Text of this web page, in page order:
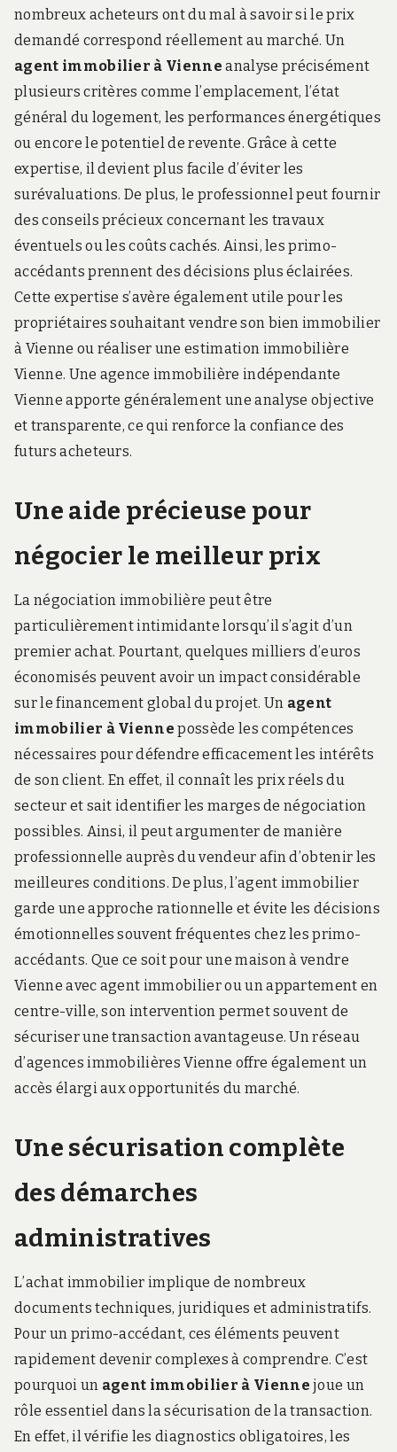
nombreux acheteurs ont du mal à savoir si le prix
demandé correspond réellement au marché. Un
agent immobilier à Vienne analyse précisément
plusieurs critères comme l’emplacement, l’état
général du logement, les performances énergétiques
ou encore le potentiel de revente. Grâce à cette
expertise, il devient plus facile d’éviter les
surévaluations. De plus, le professionnel peut fournir
des conseils précieux concernant les travaux
éventuels ou les coûts cachés. Ainsi, les primo-
accédants prennent des décisions plus éclairées.
Cette expertise s’avère également utile pour les
propriétaires souhaitant vendre son bien immobilier
à Vienne ou réaliser une estimation immobilière
Vienne. Une agence immobilière indépendante
Vienne apporte généralement une analyse objective
et transparente, ce qui renforce la confiance des
futurs acheteurs.
Une aide précieuse pour
négocier le meilleur prix
La négociation immobilière peut être
particulièrement intimidante lorsqu’il s’agit d’un
premier achat. Pourtant, quelques milliers d’euros
économisés peuvent avoir un impact considérable
sur le financement global du projet. Un agent
immobilier à Vienne possède les compétences
nécessaires pour défendre efficacement les intérêts
de son client. En effet, il connaît les prix réels du
secteur et sait identifier les marges de négociation
possibles. Ainsi, il peut argumenter de manière
professionnelle auprès du vendeur afin d’obtenir les
meilleures conditions. De plus, l’agent immobilier
garde une approche rationnelle et évite les décisions
émotionnelles souvent fréquentes chez les primo-
accédants. Que ce soit pour une maison à vendre
Vienne avec agent immobilier ou un appartement en
centre-ville, son intervention permet souvent de
sécuriser une transaction avantageuse. Un réseau
d’agences immobilières Vienne offre également un
accès élargi aux opportunités du marché.
Une sécurisation complète
des démarches
administratives
L’achat immobilier implique de nombreux
documents techniques, juridiques et administratifs.
Pour un primo-accédant, ces éléments peuvent
rapidement devenir complexes à comprendre. C’est
pourquoi un agent immobilier à Vienne joue un
rôle essentiel dans la sécurisation de la transaction.
En effet, il vérifie les diagnostics obligatoires, les